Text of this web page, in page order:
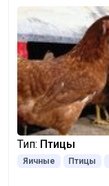
Тип: Птицы
Яичные Птицы